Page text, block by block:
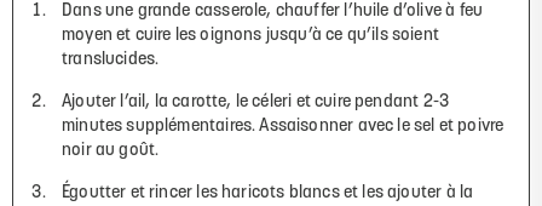
Dans une grande casserole, chauffer l’huile d’olive à feu
moyen et cuire les oignons jusqu’à ce qu’ils soient
translucides.
Ajouter l’ail, la carotte, le céleri et cuire pendant 2-3
minutes supplémentaires. Assaisonner avec le sel et poivre
noir au goût.
Égoutter et rincer les haricots blancs et les ajouter à la